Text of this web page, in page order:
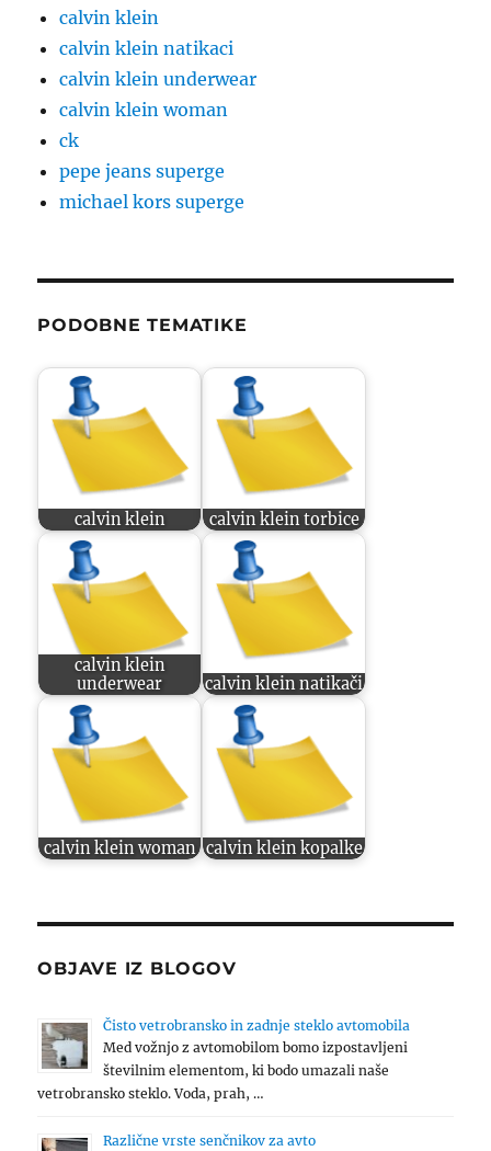
calvin klein
calvin klein natikaci
calvin klein underwear
calvin klein woman
ck
pepe jeans superge
michael kors superge
PODOBNE TEMATIKE
calvin klein calvin klein torbice
calvin klein
underwear
calvin klein natikači
calvin klein woman calvin klein kopalke
OBJAVE IZ BLOGOV
Čisto vetrobransko in zadnje steklo avtomobila
Med vožnjo z avtomobilom bomo izpostavljeni
številnim elementom, ki bodo umazali naše
vetrobransko steklo. Voda, prah, …
Različne vrste senčnikov za avto